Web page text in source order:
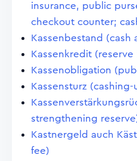
insurance, public
checkout counter;
Kassenbestand (cash
Kassenkredit
Kassenobligation
Kassensturz (cashing-
strengthening
Kastnergeld auch
fee)